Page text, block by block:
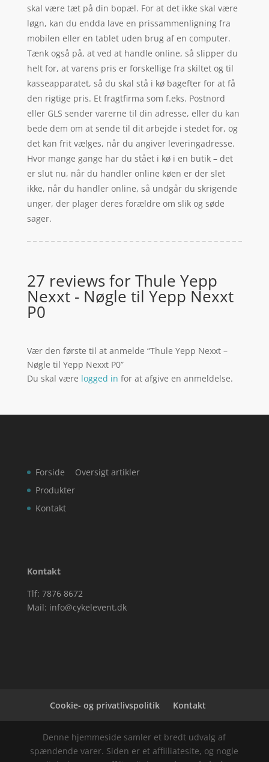
skal være tæt på din bopæl. For at det ikke skal være
løgn, kan du endda lave en prissammenligning fra
mobilen eller en tablet uden brug af en computer.
Tænk også på, at ved at handle online, så slipper du
helt for, at varens pris er forskellige fra skiltet og til
kasseapparatet, så du skal stå i kø bagefter for at få
den rigtige pris. Et fragtfirma som f.eks. Postnord
eller GLS sender varerne til din adresse, eller du kan
bede dem om at sende til dit arbejde i stedet for, og
det kan frit vælges, når du angiver leveringadresse.
Hvor mange gange har du stået i kø i en butik – det
er slut nu, når du handler online køen er der slet
ikke, når du handler online, så undgår du skrigende
unger, der plager deres forældre om slik og søde
sager.
27 reviews forThule Yepp
Nexxt - Nøgle til Yepp Nexxt
P0
Vær den første til at anmelde “Thule Yepp Nexxt –
Nøgle til Yepp Nexxt P0”
Du skal være logged in for at afgive en anmeldelse.
Forside
Produkter
Kontakt
Oversigt artikler
Kontakt
Tlf: 7876 8672
Mail: info@cykelevent.dk
Cookie- og privatlivspolitik Kontakt
Denne hjemmeside samler et bredt udvalg af
spændende varer. Siden er et affiiliatesite, og nogle